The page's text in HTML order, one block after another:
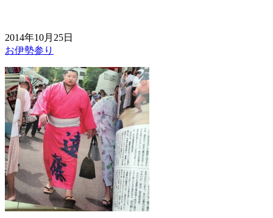
2014年10月25日
お伊勢参り